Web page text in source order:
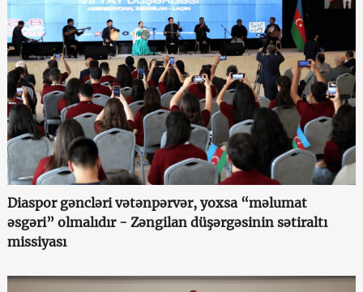
Diaspor gəncləri vətənpərvər, yoxsa “məlumat
əsgəri” olmalıdır - Zəngilan düşərgəsinin sətiraltı
missiyası